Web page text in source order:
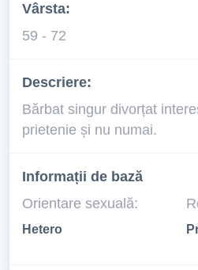
Vârsta:
59 - 72
Descriere:
Bărbat singur divorțat
prietenie și nu numai.
Informații de bază
Orientare sexuală:
Hetero